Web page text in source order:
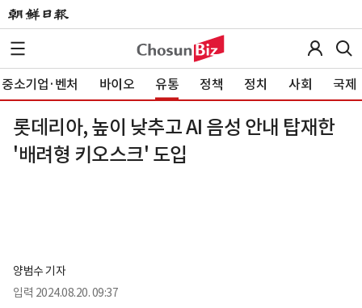
중소기업·벤처 바이오 유통 정책 정치 사회 국제
롯데리아, 높이 낮추고 AI 음성 안내 탑재한
'배려형 키오스크' 도입
양범수 기자
입력 2024.08.20. 09:37